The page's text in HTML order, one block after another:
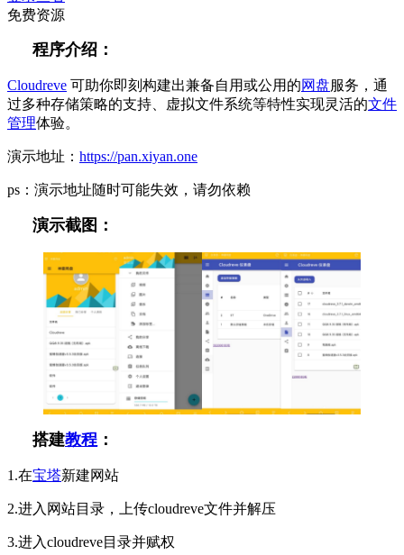
免费资源
程序介绍：
Cloudreve 可助你即刻构建出兼备自用或公用的网盘服务，通
过多种存储策略的支持、虚拟文件系统等特性实现灵活的文件
管理体验。
演示地址： https://pan.xiyan.one
ps：演示地址随时可能失效，请勿依赖
演示截图：
搭建教程 ：
1.在宝塔新建网站
2.进入网站目录，上传cloudreve文件并解压
3.进入cloudreve目录并赋权